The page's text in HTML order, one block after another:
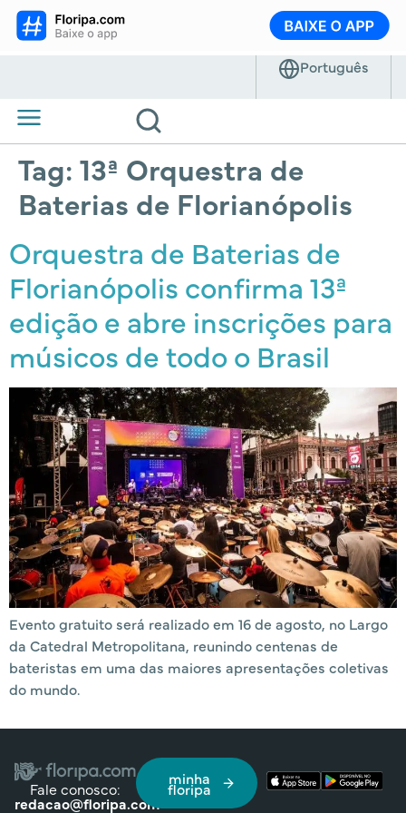
Tag: 13ª Orquestra de
Baterias de Florianópolis
Orquestra de Baterias de
Florianópolis confirma 13ª
edição e abre inscrições para
músicos de todo o Brasil
Evento gratuito será realizado em 16 de agosto, no Largo
da Catedral Metropolitana, reunindo centenas de
bateristas em uma das maiores apresentações coletivas
do mundo.
Fale conosco:
redacao@floripa.com
minha
floripa